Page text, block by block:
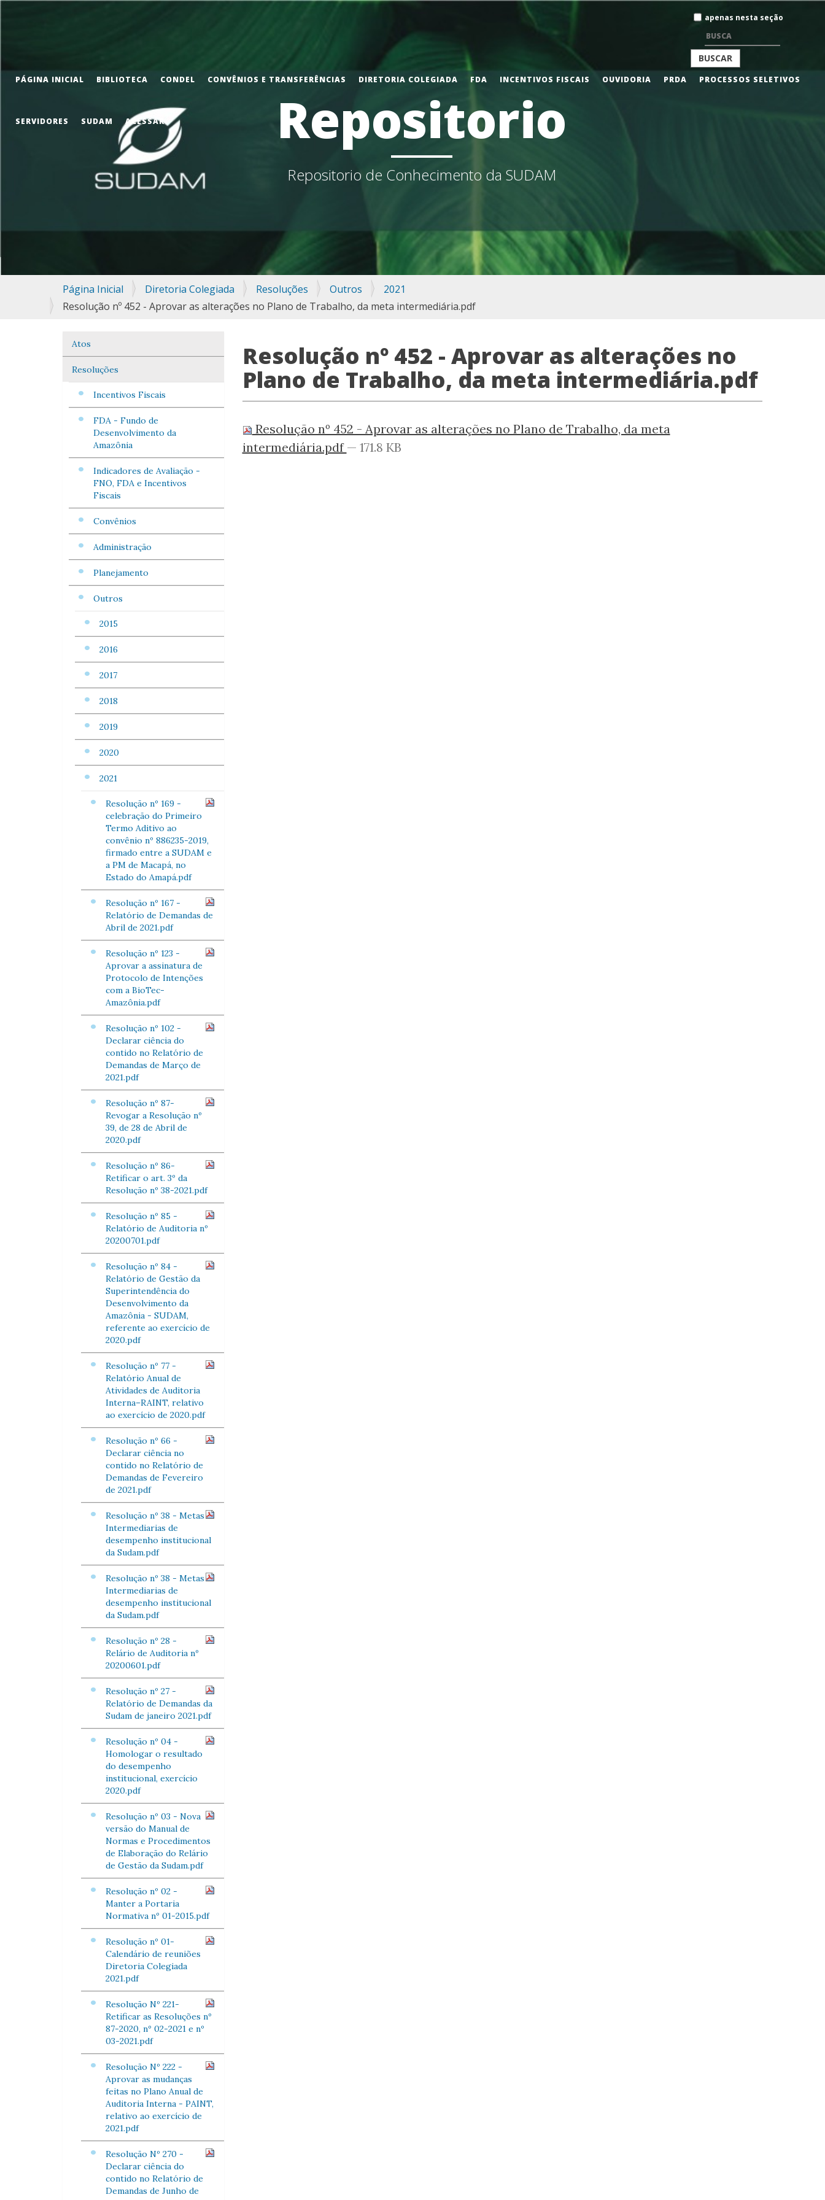
Repositorio
Repositorio de Conhecimento da SUDAM
Busca
apenas nesta seção
BUSCA
PÁGINA INICIAL BIBLIOTECA CONDEL CONVÊNIOS E TRANSFERÊNCIAS DIRETORIA COLEGIADA FDA INCENTIVOS FISCAIS OUVIDORIA PRDA PROCESSOS SELETIVOS
SERVIDORES SUDAM ACESSAR
Você
está
aqui:
Página Inicial Diretoria Colegiada Resoluções Outros
2021
Resolução nº 452 - Aprovar as alterações no Plano de Trabalho, da meta intermediária.pdf
Navegação
Atos
Resoluções
Incentivos Fiscais
FDA - Fundo de
Desenvolvimento da
Amazônia
Indicadores de Avaliação -
FNO, FDA e Incentivos
Fiscais
Convênios
Administração
Planejamento
Outros
2015
2016
2017
2018
2019
2020
2021
Resolução nº 169 -
celebração do Primeiro
Termo Aditivo ao
convênio nº 886235-2019,
firmado entre a SUDAM e
a PM de Macapá, no
Estado do Amapá.pdf
Resolução nº 167 -
Relatório de Demandas de
Abril de 2021.pdf
Resolução nº 123 -
Aprovar a assinatura de
Protocolo de Intenções
com a BioTec-
Amazônia.pdf
Resolução nº 102 -
Declarar ciência do
contido no Relatório de
Demandas de Março de
2021.pdf
Resolução nº 87-
Revogar a Resolução nº
39, de 28 de Abril de
2020.pdf
Resolução nº 86-
Retificar o art. 3º da
Resolução nº 38-2021.pdf
Resolução nº 85 -
Relatório de Auditoria nº
20200701.pdf
Resolução nº 84 -
Relatório de Gestão da
Superintendência do
Desenvolvimento da
Amazônia - SUDAM,
referente ao exercício de
2020.pdf
Resolução nº 77 -
Relatório Anual de
Atividades de Auditoria
Interna–RAINT, relativo
ao exercício de 2020.pdf
Resolução nº 66 -
Declarar ciência no
contido no Relatório de
Demandas de Fevereiro
de 2021.pdf
Resolução nº 38 - Metas
Intermediarias de
desempenho institucional
da Sudam.pdf
Resolução nº 38 - Metas
Intermediarias de
desempenho institucional
da Sudam.pdf
Resolução nº 28 -
Relário de Auditoria nº
20200601.pdf
Resolução nº 27 -
Relatório de Demandas da
Sudam de janeiro 2021.pdf
Resolução nº 04 -
Homologar o resultado
do desempenho
institucional, exercício
2020.pdf
Resolução nº 03 - Nova
versão do Manual de
Normas e Procedimentos
de Elaboração do Relário
de Gestão da Sudam.pdf
Resolução nº 02 -
Manter a Portaria
Normativa nº 01-2015.pdf
Resolução nº 01-
Calendário de reuniões
Diretoria Colegiada
2021.pdf
Resolução Nº 221-
Retificar as Resoluções nº
87-2020, nº 02-2021 e nº
03-2021.pdf
Resolução Nº 222 -
Aprovar as mudanças
feitas no Plano Anual de
Auditoria Interna - PAINT,
relativo ao exercício de
2021.pdf
Resolução Nº 270 -
Declarar ciência do
contido no Relatório de
Demandas de Junho de
Resolução nº 452 - Aprovar as alterações no
Plano de Trabalho, da meta intermediária.pdf
Resolução nº 452 - Aprovar as alterações no Plano de Trabalho, da meta
intermediária.pdf — 171.8 KB